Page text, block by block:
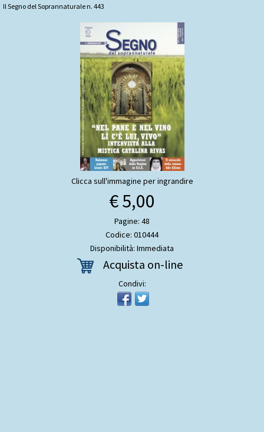
Il Segno del Soprannaturale n. 443
Clicca sull'immagine per ingrandire
€ 5,00
Pagine: 48
Codice: 010444
Disponibilità: Immediata
Acquista on-line
Condivi: